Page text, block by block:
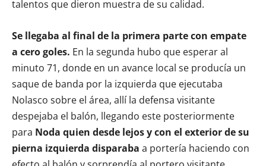
talentos que dieron muestra de su calidad.
Se llegaba al final de la primera parte con empate
a cero goles. En la segunda hubo que esperar al
minuto 71, donde en un avance local se producía un
saque de banda por la izquierda que ejecutaba
Nolasco sobre el área, allí la defensa visitante
despejaba el balón, llegando este posteriormente
para Noda quien desde lejos y con el exterior de su
pierna izquierda disparaba a portería haciendo con